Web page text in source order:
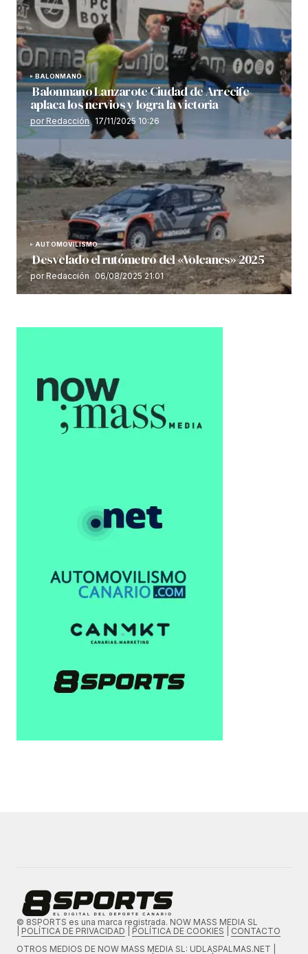
BALONMANO
Balonmano Lanzarote Ciudad de Arrecife
aplaca los nervios y logra la victoria
por Redacción 17/11/2025 10:26
AUTOMOVILISMO
Desvelado el rutómetro del «Volcanes» 2025
por Redacción 06/08/2025 21:01
© 8SPORTS es una marca registrada. NOW MASS MEDIA SL
POLÍTICA DE PRIVACIDAD POLÍTICA DE COOKIES
CONTACTO
OTROS MEDIOS DE NOW MASS MEDIA SL: UDLASPALMAS.NET |